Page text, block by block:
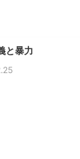
と暴力